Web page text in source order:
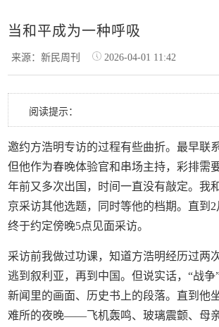
当和平成为一种呼吸
来源：新民周刊 2026-04-01 11:42
阅读提示：
邀约方浩明专访的过程有些曲折。最早联
但他作为春晚体验官和串场主持，彩排需
年前又多次出国，时间一直没有敲定。我
京采访其他选题，同时等他的档期。直到2
终于约定傍晚5点见面采访。
采访前我做过功课，知道方浩明经历过两
逃到叙利亚，再到中国。但说实话，“战争
新闻里的画面、历史书上的段落。直到他
难所的夜晚——飞机轰鸣、玻璃震颤、母